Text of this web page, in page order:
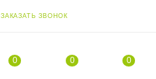
ЗАКАЗАТЬ ЗВОНОК
0 0 0